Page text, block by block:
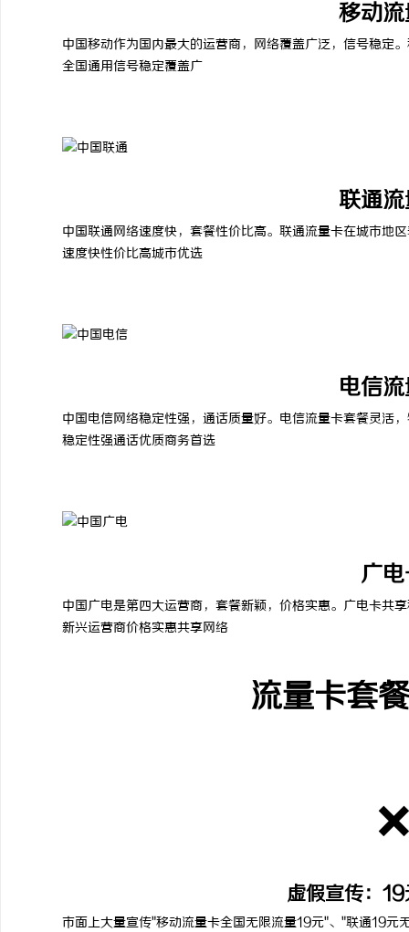
移动
中国移动作为国内最大的运营商，网络覆盖广泛，信号稳定
全国通用信号稳定覆盖广
联通
中国联通网络速度快，套餐性价比高。联通流量卡在城市地
速度快性价比高城市优选
电信
中国电信网络稳定性强，通话质量好。电信流量卡套餐灵活
稳定性强通话优质商务首选
广
中国广电是第四大运营商，套餐新颖，价格实惠。广电卡共
新兴运营商价格实惠共享网络
流量卡套
虚假宣传：
市面上大量宣传"移动流量卡全国无限流量19元"、"联通19